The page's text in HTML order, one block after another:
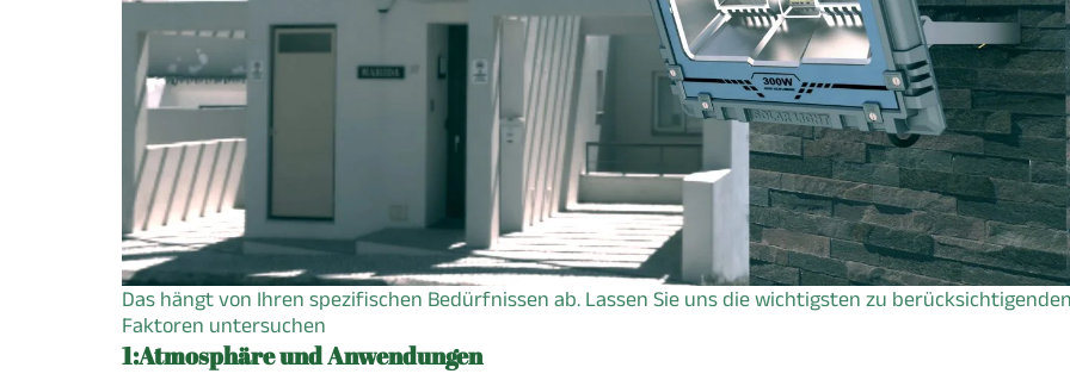
Das hängt von Ihren spezifischen Bedürfnissen ab. Lassen Sie uns die wichtigsten zu
Faktoren untersuchen
1:Atmosphäre und Anwendungen